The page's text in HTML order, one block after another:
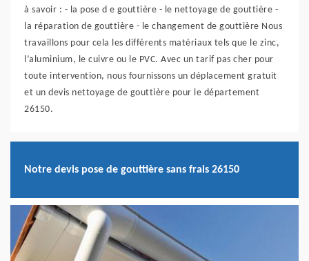
à savoir : - la pose d e gouttière - le nettoyage de gouttière -
la réparation de gouttière - le changement de gouttière Nous
travaillons pour cela les différents matériaux tels que le zinc,
l’aluminium, le cuivre ou le PVC. Avec un tarif pas cher pour
toute intervention, nous fournissons un déplacement gratuit
et un devis nettoyage de gouttière pour le département
26150.
Notre devis pose de gouttière sans frais 26150